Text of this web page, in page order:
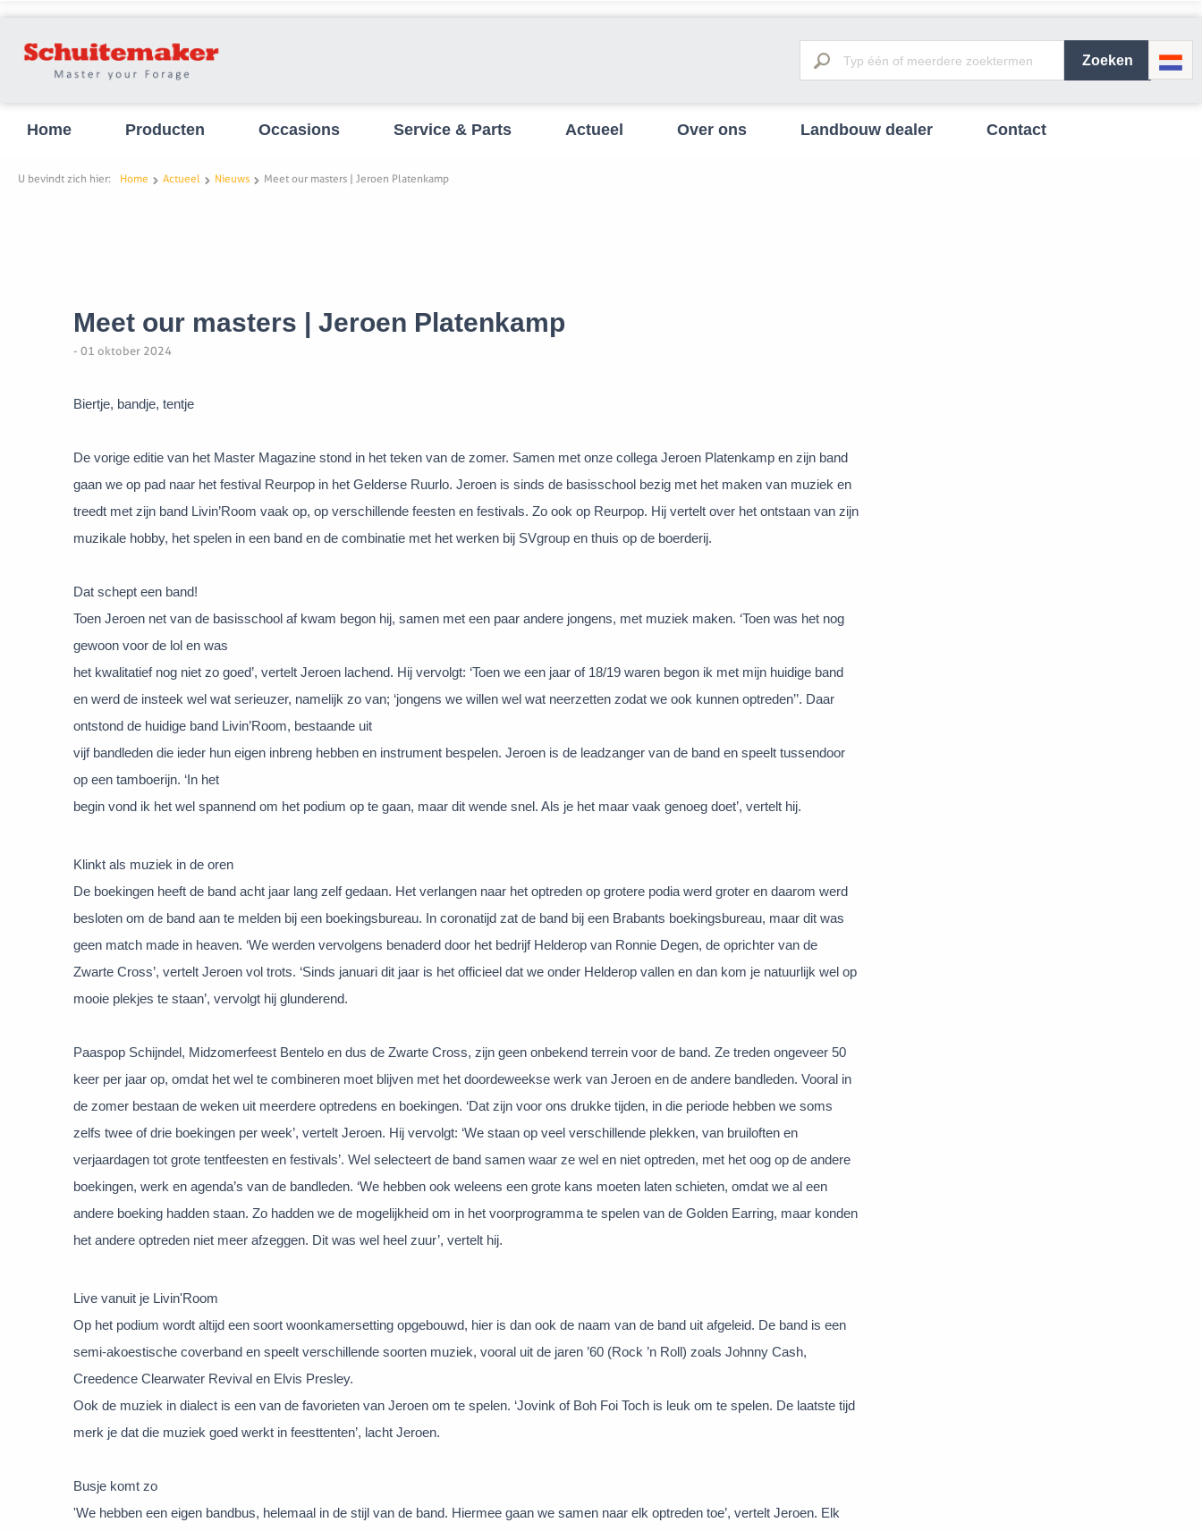
Home Producten Occasions Service & Parts Actueel Over ons Landbouw dealer Contact
U bevindt zich hier: Home Actueel Nieuws Meet our masters | Jeroen Platenkamp
Meet our masters | Jeroen Platenkamp
- 01 oktober 2024
Biertje, bandje, tentje
De vorige editie van het Master Magazine stond in het teken van de zomer. Samen met onze collega Jeroen Platenkamp en zijn band
gaan we op pad naar het festival Reurpop in het Gelderse Ruurlo. Jeroen is sinds de basisschool bezig met het maken van muziek en
treedt met zijn band Livin’Room vaak op, op verschillende feesten en festivals. Zo ook op Reurpop. Hij vertelt over het ontstaan van zijn
muzikale hobby, het spelen in een band en de combinatie met het werken bij SVgroup en thuis op de boerderij.
Dat schept een band!
Toen Jeroen net van de basisschool af kwam begon hij, samen met een paar andere jongens, met muziek maken. ‘Toen was het nog
gewoon voor de lol en was
het kwalitatief nog niet zo goed’, vertelt Jeroen lachend. Hij vervolgt: ‘Toen we een jaar of 18/19 waren begon ik met mijn huidige band
en werd de insteek wel wat serieuzer, namelijk zo van; ‘jongens we willen wel wat neerzetten zodat we ook kunnen optreden’’. Daar
ontstond de huidige band Livin’Room, bestaande uit
vijf bandleden die ieder hun eigen inbreng hebben en instrument bespelen. Jeroen is de leadzanger van de band en speelt tussendoor
op een tamboerijn. ‘In het
begin vond ik het wel spannend om het podium op te gaan, maar dit wende snel. Als je het maar vaak genoeg doet’, vertelt hij.
Klinkt als muziek in de oren
De boekingen heeft de band acht jaar lang zelf gedaan. Het verlangen naar het optreden op grotere podia werd groter en daarom werd
besloten om de band aan te melden bij een boekingsbureau. In coronatijd zat de band bij een Brabants boekingsbureau, maar dit was
geen match made in heaven. ‘We werden vervolgens benaderd door het bedrijf Helderop van Ronnie Degen, de oprichter van de
Zwarte Cross’, vertelt Jeroen vol trots. ‘Sinds januari dit jaar is het officieel dat we onder Helderop vallen en dan kom je natuurlijk wel op
mooie plekjes te staan’, vervolgt hij glunderend.
Paaspop Schijndel, Midzomerfeest Bentelo en dus de Zwarte Cross, zijn geen onbekend terrein voor de band. Ze treden ongeveer 50
keer per jaar op, omdat het wel te combineren moet blijven met het doordeweekse werk van Jeroen en de andere bandleden. Vooral in
de zomer bestaan de weken uit meerdere optredens en boekingen. ‘Dat zijn voor ons drukke tijden, in die periode hebben we soms
zelfs twee of drie boekingen per week’, vertelt Jeroen. Hij vervolgt: ‘We staan op veel verschillende plekken, van bruiloften en
verjaardagen tot grote tentfeesten en festivals’. Wel selecteert de band samen waar ze wel en niet optreden, met het oog op de andere
boekingen, werk en agenda’s van de bandleden. ‘We hebben ook weleens een grote kans moeten laten schieten, omdat we al een
andere boeking hadden staan. Zo hadden we de mogelijkheid om in het voorprogramma te spelen van de Golden Earring, maar konden
het andere optreden niet meer afzeggen. Dit was wel heel zuur’, vertelt hij.
Live vanuit je Livin'Room
Op het podium wordt altijd een soort woonkamersetting opgebouwd, hier is dan ook de naam van de band uit afgeleid. De band is een
semi-akoestische coverband en speelt verschillende soorten muziek, vooral uit de jaren ’60 (Rock ’n Roll) zoals Johnny Cash,
Creedence Clearwater Revival en Elvis Presley.
Ook de muziek in dialect is een van de favorieten van Jeroen om te spelen. ‘Jovink of Boh Foi Toch is leuk om te spelen. De laatste tijd
merk je dat die muziek goed werkt in feesttenten’, lacht Jeroen.
Busje komt zo
'We hebben een eigen bandbus, helemaal in de stijl van de band. Hiermee gaan we samen naar elk optreden toe’, vertelt Jeroen. Elk